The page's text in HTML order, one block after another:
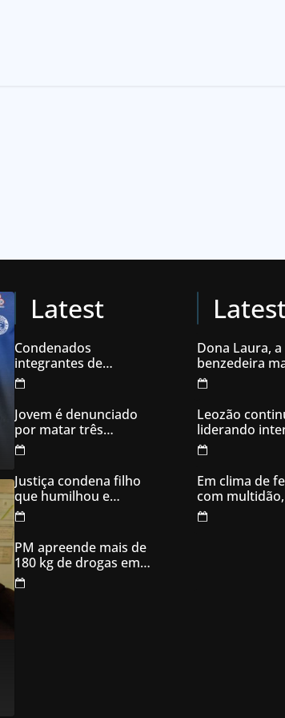
Latest
Condenados
integrantes de
organização
criminosa acusados
de explodir caixas
eletrônicos
Jovem é denunciado
por matar três
filhotes de cachorro e
usar sangue para
ameaçar os donos,
em Aparecida de
Goiânia
Justiça condena filho
que humilhou e
ameaçou mãe idosa;
da prisão à sentença
condenatória foram
apenas 21 dias
PM apreende mais de
180 kg de drogas em
Goiás
Dona Laura, a
benzedeira
famosa de
Leozão
liderando
votos em
Em clima de
com
inaugura
campanha